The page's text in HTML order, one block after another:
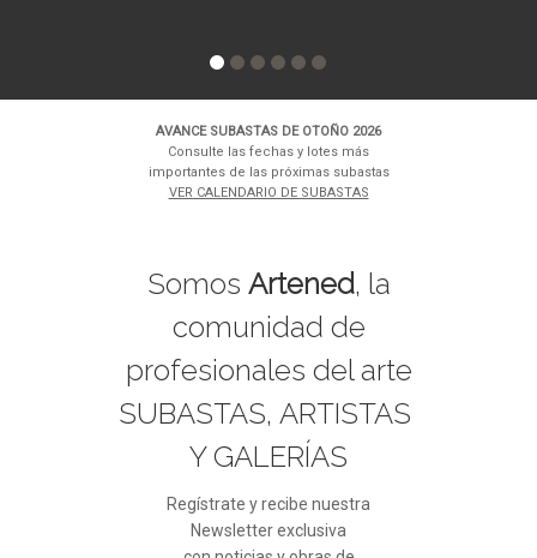
AVANCE SUBASTAS DE OTOÑO 2026
Consulte las fechas y lotes más
importantes de las próximas subastas
VER CALENDARIO DE SUBASTAS
Somos Artened, la
comunidad de
profesionales del arte
SUBASTAS, ARTISTAS
Y GALERÍAS
Regístrate y recibe nuestra
Newsletter exclusiva